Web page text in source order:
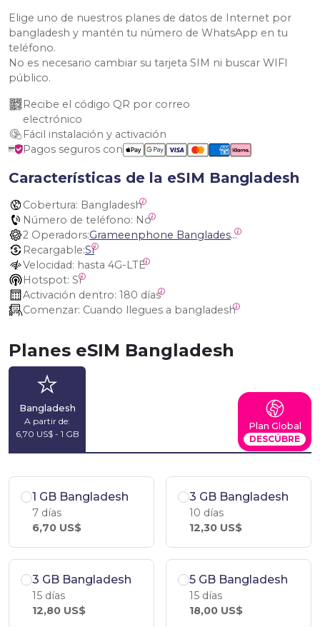
Elige uno de nuestros planes de datos de Internet por
bangladesh y mantén tu número de WhatsApp en tu
teléfono.
No es necesario cambiar su tarjeta SIM ni buscar WIFI
público.
Recibe el código QR por correo
electrónico
Fácil instalación y activación
Pagos seguros con
Características de la eSIM Bangladesh
Cobertura: Bangladesh
Número de teléfono: No
2 Operadors:
Grameenphone Bangladesh, Banglalink Digital Communications
Recargable:Sí
Velocidad: hasta 4G-LTE
Hotspot: Sí
Activación dentro: 180 días
Comenzar: Cuando llegues a bangladesh
Planes eSIM Bangladesh
Bangladesh
A partir de:
6,70 US$ - 1 GB
Plan Global
DESCÚBRE
1 GB Bangladesh
7 días
6,70 US$
3 GB Bangladesh
10 días
12,30 US$
3 GB Bangladesh
15 días
12,80 US$
5 GB Bangladesh
15 días
18,00 US$